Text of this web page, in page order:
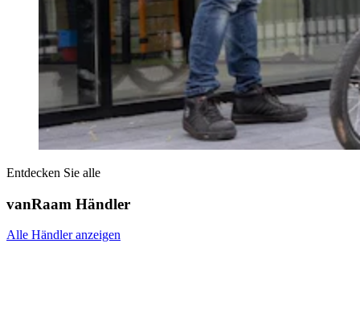
Entdecken Sie alle
vanRaam Händler
Alle Händler anzeigen